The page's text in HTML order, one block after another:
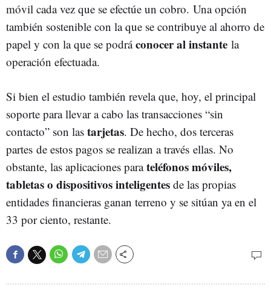
móvil cada vez que se efectúe un cobro. Una opción
también sostenible con la que se contribuye al ahorro de
papel y con la que se podráconocer al instante la
operación efectuada.
Si bien el estudio también revela que, hoy, el principal
soporte para llevar a cabo las transacciones “sin
contacto” son las tarjetas. De hecho, dos terceras
partes de estos pagos se realizan a través ellas. No
obstante, las aplicaciones parateléfonos móviles,
tabletas o dispositivos inteligentes de las propias
entidades financieras ganan terreno y se sitúan ya en el
33 por ciento, restante.